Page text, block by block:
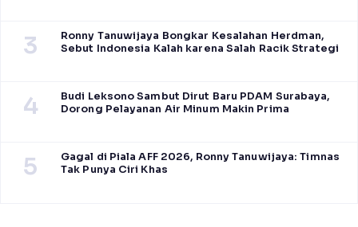
3
Ronny Tanuwijaya Bongkar Kesalahan Herdman,
Sebut Indonesia Kalah karena Salah Racik Strategi
4
Budi Leksono Sambut Dirut Baru PDAM Surabaya,
Dorong Pelayanan Air Minum Makin Prima
5
Gagal di Piala AFF 2026, Ronny Tanuwijaya: Timnas
Tak Punya Ciri Khas